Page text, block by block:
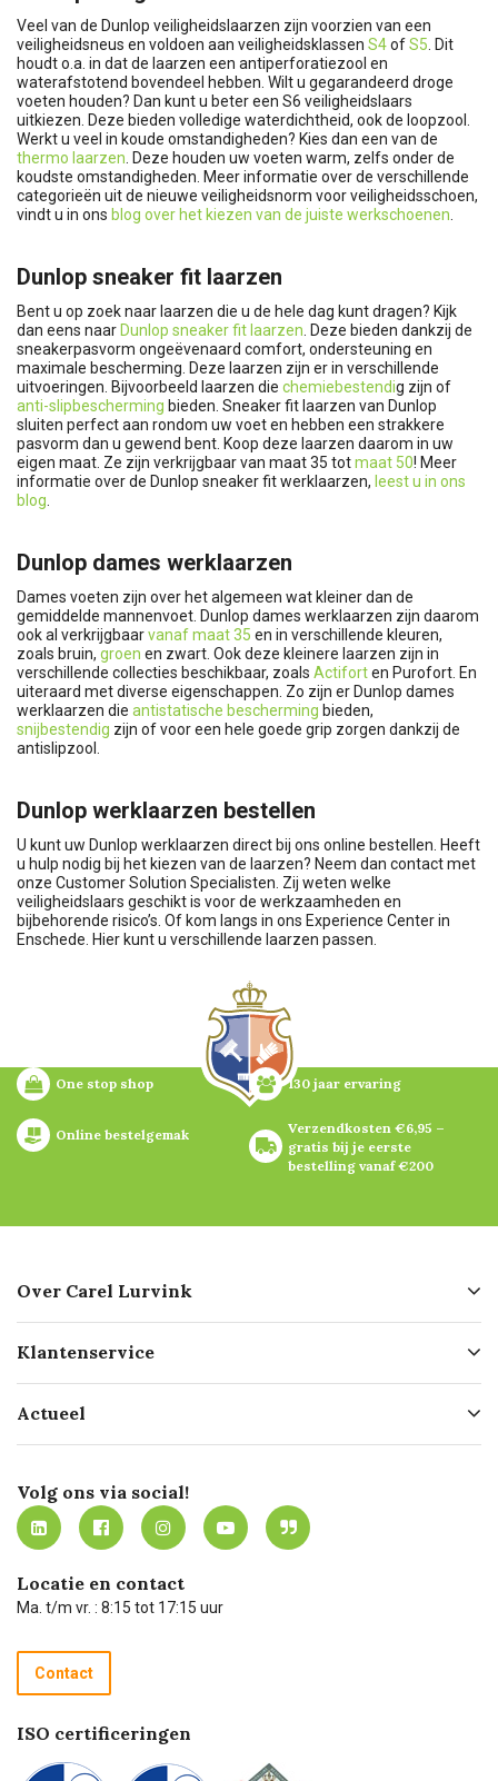
Veel van de Dunlop veiligheidslaarzen zijn voorzien van een
veiligheidsneus en voldoen aan veiligheidsklassen S4ofS5 . Dit
houdt o.a. in dat de laarzen een antiperforatiezool en
waterafstotend bovendeel hebben. Wilt u gegarandeerd droge
voeten houden? Dan kunt u beter een S6 veiligheidslaars
uitkiezen. Deze bieden volledige waterdichtheid, ook de loopzool.
Werkt u veel in koude omstandigheden? Kies dan een van de
thermo laarzen . Deze houden uw voeten warm, zelfs onder de
koudste omstandigheden. Meer informatie over de verschillende
categorieën uit de nieuwe veiligheidsnorm voor veiligheidsschoen,
vindt u in ons blog over het kiezen van de juiste werkschoenen
Dunlop sneaker fit laarzen
Bent u op zoek naar laarzen die u de hele dag kunt dragen? Kijk
dan eens naarDunlop sneaker fit laarzen . Deze bieden dankzij de
sneakerpasvorm ongeëvenaard comfort, ondersteuning en
maximale bescherming. Deze laarzen zijn er in verschillende
uitvoeringen. Bijvoorbeeld laarzen die chemiebestendig zijn of
anti-slipbescherming bieden. Sneaker fit laarzen van Dunlop
sluiten perfect aan rondom uw voet en hebben een strakkere
pasvorm dan u gewend bent. Koop deze laarzen daarom in uw
eigen maat. Ze zijn verkrijgbaar van maat 35 totmaat 50! Meer
informatie over de Dunlop sneaker fit werklaarzen, leest u in ons
blog
Dunlop dames werklaarzen
Dames voeten zijn over het algemeen wat kleiner dan de
gemiddelde mannenvoet. Dunlop dames werklaarzen zijn daarom
ook al verkrijgbaarvanaf maat 35 en in verschillende kleuren,
zoals bruin, groen en zwart. Ook deze kleinere laarzen zijn in
verschillende collecties beschikbaar, zoals Actiforten Purofort. En
uiteraard met diverse eigenschappen. Zo zijn er Dunlop dames
werklaarzen die antistatische bescherming bieden,
snijbestendig zijn of voor een hele goede grip zorgen dankzij de
antislipzool.
Dunlop werklaarzen bestellen
U kunt uw Dunlop werklaarzen direct bij ons online bestellen. Heeft
u hulp nodig bij het kiezen van de laarzen? Neem dan contact met
onze Customer Solution Specialisten. Zij weten welke
veiligheidslaars geschikt is voor de werkzaamheden en
bijbehorende risico’s. Of kom langs in ons Experience Center in
Enschede. Hier kunt u verschillende laarzen passen.
One stop shop 130 jaar ervaring
Online bestelgemak
Verzendkosten €6,95 –
gratis bij je eerste
bestelling vanaf €200
Over Carel Lurvink
Geschiedenis
Missie
Certificering
Werken bij Carel Lurvink
MVO
Klantenservice
Bezorgen
Mijn Carel Lurvink
Mijn Carel Lurvink instructievideo's
Carel Lurvink App
Hulp op afstand
Technische dienst
Recycle programma
Betalen
Actueel
Innovation LAB
Tevreden klanten
Carel Lurvink Blog
Carel de podcast
Volg ons via social!
Locatie en contact
Ma. t/m vr. : 8:15 tot 17:15 uur
Contact
ISO certificeringen